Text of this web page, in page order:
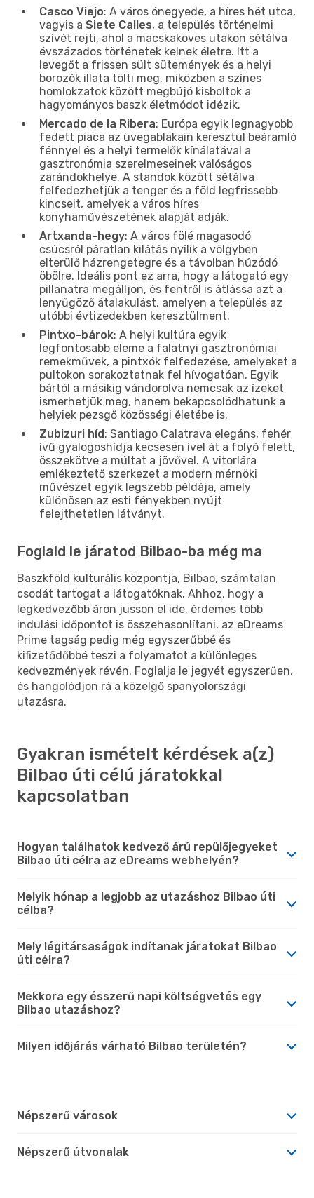
Casco Viejo: A város ónegyede, a híres hét utca,
vagyis a Siete Calles, a település történelmi
szívét rejti, ahol a macskaköves utakon sétálva
évszázados történetek kelnek életre. Itt a
levegőt a frissen sült sütemények és a helyi
borozók illata tölti meg, miközben a színes
homlokzatok között megbújó kisboltok a
hagyományos baszk életmódot idézik.
Mercado de la Ribera: Európa egyik legnagyobb
fedett piaca az üvegablakain keresztül beáramló
fénnyel és a helyi termelők kínálatával a
gasztronómia szerelmeseinek valóságos
zarándokhelye. A standok között sétálva
felfedezhetjük a tenger és a föld legfrissebb
kincseit, amelyek a város híres
konyhaművészetének alapját adják.
Artxanda-hegy: A város fölé magasodó
csúcsról páratlan kilátás nyílik a völgyben
elterülő házrengetegre és a távolban húzódó
öbölre. Ideális pont ez arra, hogy a látogató egy
pillanatra megálljon, és fentről is átlássa azt a
lenyűgöző átalakulást, amelyen a település az
utóbbi évtizedekben keresztülment.
Pintxo-bárok: A helyi kultúra egyik
legfontosabb eleme a falatnyi gasztronómiai
remekművek, a pintxók felfedezése, amelyeket a
pultokon sorakoztatnak fel hívogatóan. Egyik
bártól a másikig vándorolva nemcsak az ízeket
ismerhetjük meg, hanem bekapcsolódhatunk a
helyiek pezsgő közösségi életébe is.
Zubizuri híd: Santiago Calatrava elegáns, fehér
ívű gyalogoshídja kecsesen ível át a folyó felett,
összekötve a múltat a jövővel. A vitorlára
emlékeztető szerkezet a modern mérnöki
művészet egyik legszebb példája, amely
különösen az esti fényekben nyújt
felejthetetlen látványt.
Foglald le járatod Bilbao-ba még ma
Baszkföld kulturális központja, Bilbao, számtalan
csodát tartogat a látogatóknak. Ahhoz, hogy a
legkedvezőbb áron jusson el ide, érdemes több
indulási időpontot is összehasonlítani, az eDreams
Prime tagság pedig még egyszerűbbé és
kifizetődőbbé teszi a folyamatot a különleges
kedvezmények révén. Foglalja le jegyét egyszerűen,
és hangolódjon rá a közelgő spanyolországi
utazásra.
Gyakran ismételt kérdések a(z)
Bilbao úti célú járatokkal
kapcsolatban
Hogyan találhatok kedvező árú repülőjegyeket
Bilbao úti célra az eDreams webhelyén?
Melyik hónap a legjobb az utazáshoz Bilbao úti
célba?
Mely légitársaságok indítanak járatokat Bilbao
úti célra?
Mekkora egy ésszerű napi költségvetés egy
Bilbao utazáshoz?
Milyen időjárás várható Bilbao területén?
Népszerű városok
Népszerű útvonalak